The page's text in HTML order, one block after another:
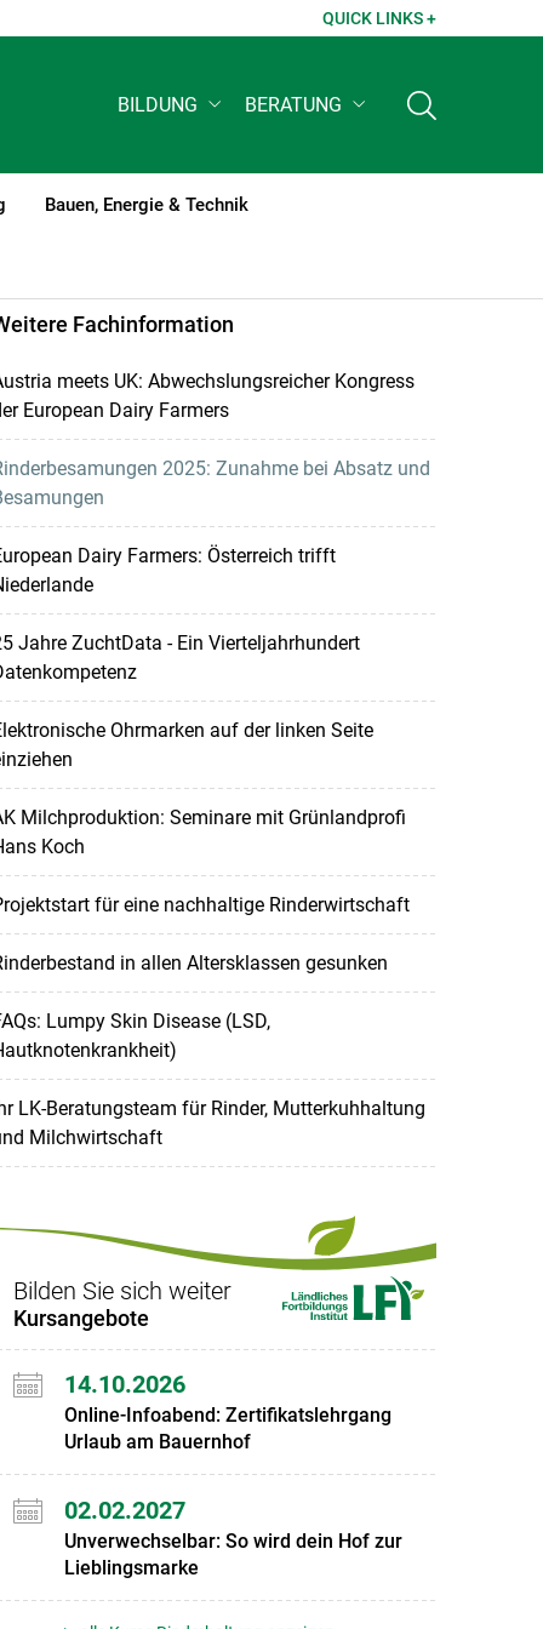
QUICK LINKS +
BILDUNG BERATUNG
Bauen, Energie & Technik
Fachinformation
meets UK: Abwechslungsreicher Kongress
European Dairy Farmers
2025: Zunahme bei Absatz und
Dairy Farmers: Österreich trifft
Jahre ZuchtData - Ein Vierteljahrhundert
Ohrmarken auf der linken Seite
Milchproduktion: Seminare mit Grünlandprofi
Koch
für eine nachhaltige Rinderwirtschaft
in allen Altersklassen gesunken
Lumpy Skin Disease (LSD,
LK-Beratungsteam für Rinder, Mutterkuhhaltung
Milchwirtschaft
Bilden Sie sich weiter
Kursangebote
14.10.2026
Online-Infoabend: Zertifikatslehrgang
Urlaub am Bauernhof
02.02.2027
Unverwechselbar: So wird dein Hof zur
Lieblingsmarke